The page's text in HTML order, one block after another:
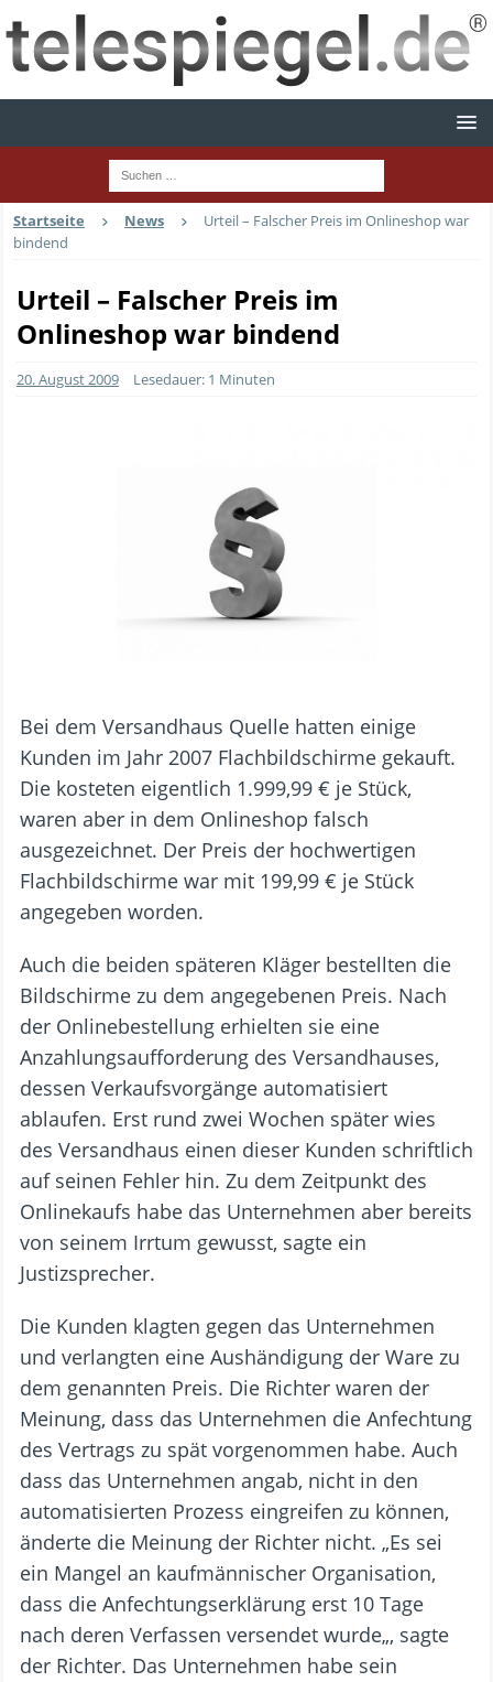
Startseite News
Urteil – Falscher Preis im Onlineshop war
bindend
Urteil – Falscher Preis im
Onlineshop war bindend
20. August 2009 Lesedauer: 1 Minuten
Bei dem Versandhaus Quelle hatten einige
Kunden im Jahr 2007 Flachbildschirme gekauft.
Die kosteten eigentlich 1.999,99 € je Stück,
waren aber in dem Onlineshop falsch
ausgezeichnet. Der Preis der hochwertigen
Flachbildschirme war mit 199,99 € je Stück
angegeben worden.
Auch die beiden späteren Kläger bestellten die
Bildschirme zu dem angegebenen Preis. Nach
der Onlinebestellung erhielten sie eine
Anzahlungsaufforderung des Versandhauses,
dessen Verkaufsvorgänge automatisiert
ablaufen. Erst rund zwei Wochen später wies
des Versandhaus einen dieser Kunden schriftlich
auf seinen Fehler hin. Zu dem Zeitpunkt des
Onlinekaufs habe das Unternehmen aber bereits
von seinem Irrtum gewusst, sagte ein
Justizsprecher.
Die Kunden klagten gegen das Unternehmen
und verlangten eine Aushändigung der Ware zu
dem genannten Preis. Die Richter waren der
Meinung, dass das Unternehmen die Anfechtung
des Vertrags zu spät vorgenommen habe. Auch
dass das Unternehmen angab, nicht in den
automatisierten Prozess eingreifen zu können,
änderte die Meinung der Richter nicht. „Es sei
ein Mangel an kaufmännischer Organisation,
dass die Anfechtungserklärung erst 10 Tage
nach deren Verfassen versendet wurde„, sagte
der Richter. Das Unternehmen habe sein